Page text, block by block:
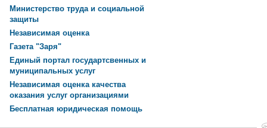
Министерство труда и социальной
защиты
Независимая оценка
Газета "Заря"
Единый портал государтсвенных и
муниципальных услуг
Независимая оценка качества
оказания услуг организациями
Бесплатная юридическая помощь